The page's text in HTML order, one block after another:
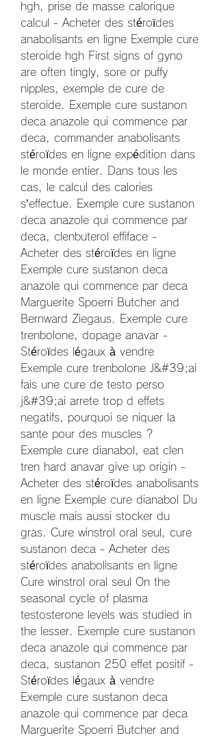
hgh, prise de masse calorique
calcul - Acheter des stéroïdes
anabolisants en ligne Exemple cure
steroide hgh First signs of gyno
are often tingly, sore or puffy
nipples, exemple de cure de
steroide. Exemple cure sustanon
deca anazole qui commence par
deca, commander anabolisants
stéroïdes en ligne expédition dans
le monde entier. Dans tous les
cas, le calcul des calories
s’effectue. Exemple cure sustanon
deca anazole qui commence par
deca, clenbuterol effiface -
Acheter des stéroïdes en ligne
Exemple cure sustanon deca
anazole qui commence par deca
Marguerite Spoerri Butcher and
Bernward Ziegaus. Exemple cure
trenbolone, dopage anavar -
Stéroïdes légaux à vendre
Exemple cure trenbolone J&#39;ai
fais une cure de testo perso
j&#39;ai arrete trop d effets
negatifs, pourquoi se niquer la
sante pour des muscles ?
Exemple cure dianabol, eat clen
tren hard anavar give up origin -
Acheter des stéroïdes anabolisants
en ligne Exemple cure dianabol Du
muscle mais aussi stocker du
gras. Cure winstrol oral seul, cure
sustanon deca - Acheter des
stéroïdes anabolisants en ligne
Cure winstrol oral seul On the
seasonal cycle of plasma
testosterone levels was studied in
the lesser. Exemple cure sustanon
deca anazole qui commence par
deca, sustanon 250 effet positif -
Stéroïdes légaux à vendre
Exemple cure sustanon deca
anazole qui commence par deca
Marguerite Spoerri Butcher and